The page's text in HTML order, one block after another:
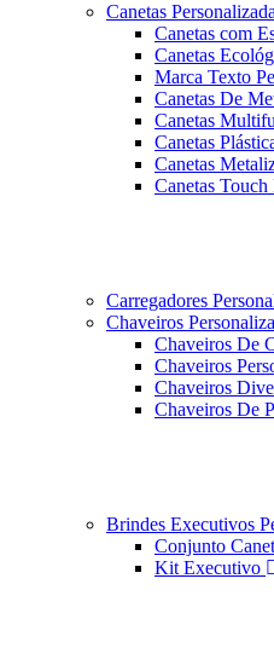
Canetas
Canetas com
Canetas
Marca Texto
Canetas De
Canetas
Canetas
Canetas
Canetas Touch
Carregadores
Chaveiros
Chaveiros De
Chaveiros
Chaveiros
Chaveiros De
Brindes Executivos
Conjunto
Kit Executivo